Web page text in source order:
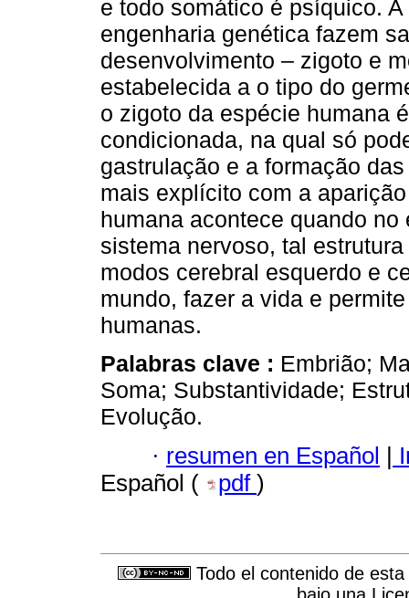
e todo somático é psíquico.
engenharia genética fazem
desenvolvimento – zigoto e
estabelecida a o tipo do
o zigoto da espécie humana
condicionada, na qual só
gastrulação e a formação
mais explícito com a
humana acontece quando
sistema nervoso, tal
modos cerebral esquerdo e
mundo, fazer a vida e
humanas.
Palabras clave : Embrião;
Soma; Substantividade;
Evolução.
· resumen en Español |
Español (
pdf )
Todo el contenido de